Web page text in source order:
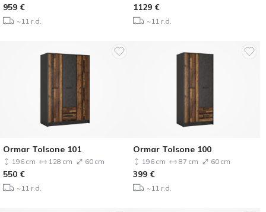
959 €
~11 r.d.
1129 €
~11 r.d.
Ormar Tolsone 101
196 cm 128 cm 60 cm
550 €
~11 r.d.
Ormar Tolsone 100
196 cm 87 cm 60 cm
399 €
~11 r.d.